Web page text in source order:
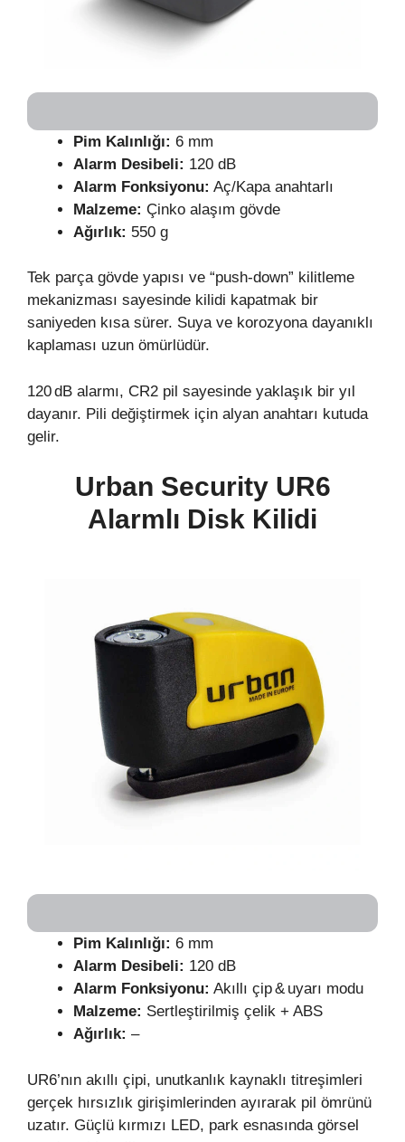
Pim Kalınlığı: 6 mm
Alarm Desibeli: 120 dB
Alarm Fonksiyonu: Aç/Kapa anahtarlı
Malzeme: Çinko alaşım gövde
Ağırlık: 550 g
Tek parça gövde yapısı ve “push‑down” kilitleme
mekanizması sayesinde kilidi kapatmak bir
saniyeden kısa sürer. Suya ve korozyona dayanıklı
kaplaması uzun ömürlüdür.
120 dB alarmı, CR2 pil sayesinde yaklaşık bir yıl
dayanır. Pili değiştirmek için alyan anahtarı kutuda
gelir.
Urban Security UR6
Alarmlı Disk Kilidi
Pim Kalınlığı: 6 mm
Alarm Desibeli: 120 dB
Alarm Fonksiyonu: Akıllı çip & uyarı modu
Malzeme: Sertleştirilmiş çelik + ABS
Ağırlık: –
UR6’nın akıllı çipi, unutkanlık kaynaklı titreşimleri
gerçek hırsızlık girişimlerinden ayırarak pil ömrünü
uzatır. Güçlü kırmızı LED, park esnasında görsel